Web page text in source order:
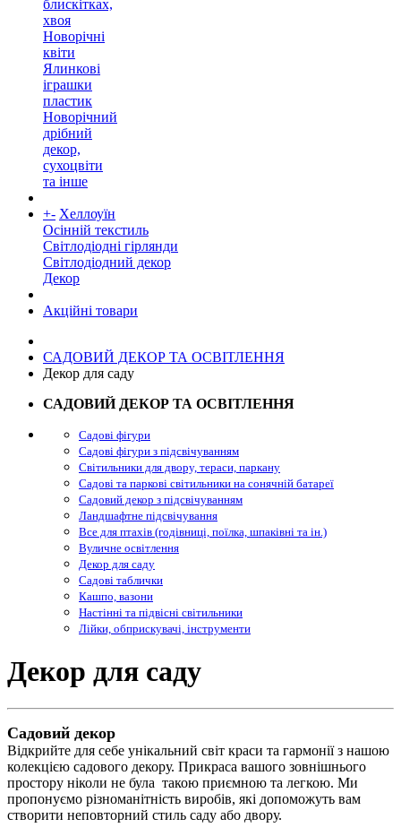
блискітках,
хвоя
Новорічні
квіти
Ялинкові
іграшки
пластик
Новорічний
дрібний
декор,
сухоцвіти
та інше
+- Хеллоуїн
Осінній текстиль
Світлодіодні гірлянди
Світлодіодний декор
Декор
Акційні товари
САДОВИЙ ДЕКОР ТА ОСВІТЛЕННЯ
Декор для саду
САДОВИЙ ДЕКОР ТА ОСВІТЛЕННЯ
Садові фігури
Садові фігури з підсвічуванням
Світильники для двору, тераси, паркану
Садові та паркові світильники на сонячній батареї
Садовий декор з підсвічуванням
Ландшафтне підсвічування
Все для птахів (годівниці, поїлка, шпаківні та ін.)
Вуличне освітлення
Декор для саду
Садові таблички
Кашпо, вазони
Настінні та підвісні світильники
Лійки, обприскувачі, інструменти
Декор для саду
Садовий декор
Відкрийте для себе унікальний світ краси та гармонії з нашою
колекцією садового декору. Прикраса вашого зовнішнього
простору ніколи не була такою приємною та легкою. Ми
пропонуємо різноманітність виробів, які допоможуть вам
створити неповторний стиль саду або двору.